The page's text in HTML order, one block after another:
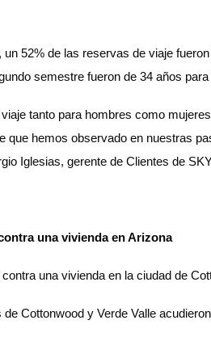
un 52% de las reservas de viaje
semestre fueron de 34 años
tanto para hombres como
que hemos observado en nuestras
Iglesias, gerente de Clientes de
una vivienda en Arizona
una vivienda en la ciudad de
de Cottonwood y Verde Valle